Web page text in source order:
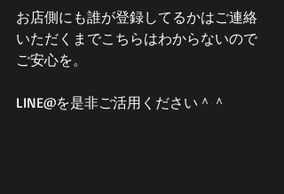
お店側にも誰が登録してるかはご連絡
いただくまでこちらはわからないので
ご安心を。
LINE@を是非ご活用ください＾＾